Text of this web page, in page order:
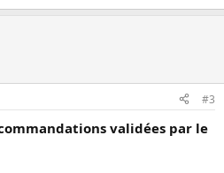
#3
validées par le